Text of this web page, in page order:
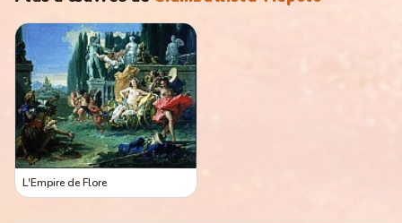
L'Empire de Flore